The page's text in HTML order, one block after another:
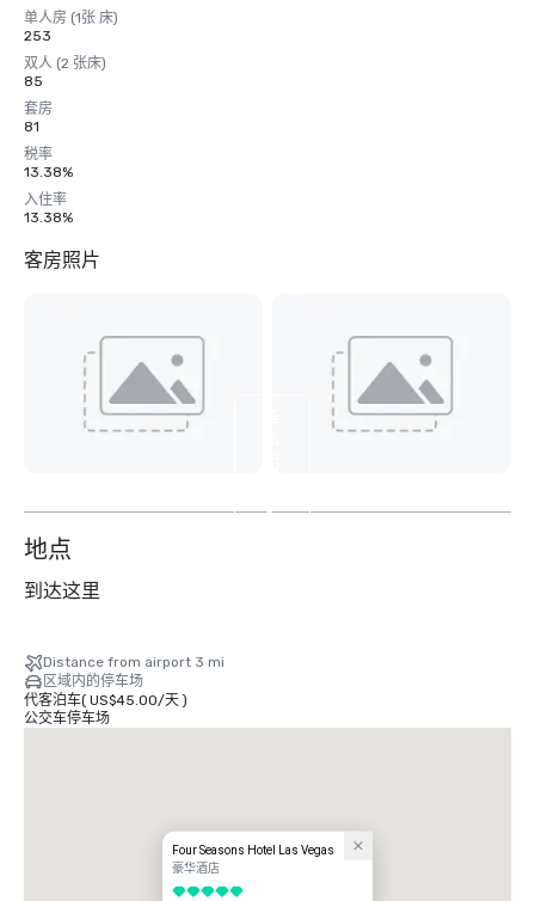
单人房 (1张 床)
253
双人 (2 张床)
85
套房
81
税率
13.38%
入住率
13.38%
客房照片
5
地点
到达这里
Distance from airport 3 mi
区域内的停车场
代客泊车( US$45.00/天)
公交车停车场
Four Seasons Hotel Las Vegas
豪华酒店
5/5